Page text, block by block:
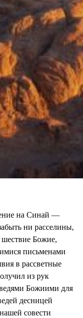
на Синай —
ни расселины,
шествие Божие,
письменами
в рассветные
из рук
Божиими для
десницей
совести